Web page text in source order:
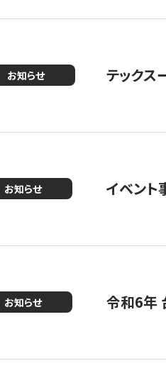
お知らせ テックス
お知らせ イベン
お知らせ 令和6年